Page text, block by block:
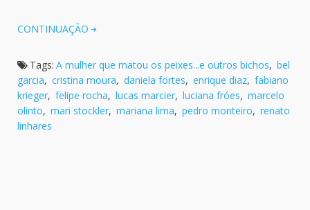
CONTINUAÇÃO
Tags: A mulher que matou os peixes...e outros bichos, bel
garcia, cristina moura, daniela fortes, enrique diaz, fabiano
krieger, felipe rocha, lucas marcier, luciana fróes, marcelo
olinto, mari stockler, mariana lima, pedro monteiro, renato
linhares